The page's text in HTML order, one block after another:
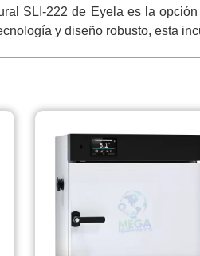
SLI-222 de Eyela es la
y diseño robusto, esta